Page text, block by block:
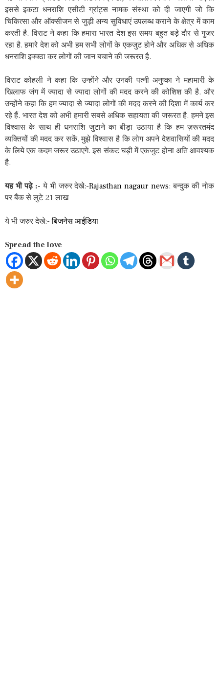
इससे इकटा धनराशि एसीटी ग्रांट्स नामक संस्था को दी जाएगी जो कि
चिकित्सा और ऑक्सीजन से जुड़ी अन्य सुविधाएं उपलब्ध कराने के क्षेत्र में काम
करती है. विराट ने कहा कि हमारा भारत देश इस समय बहुत बड़े दौर से गुजर
रहा है. हमारे देश को अभी हम सभी लोगों के एकजुट होने और अधिक से अधिक
धनराशि इक्क्ठा कर लोगों की जान बचाने की जरूरत है.
विराट कोहली ने कहा कि उन्होंने और उनकी पत्नी अनुष्का ने महामारी के
खिलाफ जंग में ज्यादा से ज्यादा लोगों की मदद करने की कोशिश की है. और
उन्होंने कहा कि हम ज्यादा से ज्यादा लोगों की मदद करने की दिशा में कार्य कर
रहे हैं. भारत देश को अभी हमारी सबसे अधिक सहायता की जरूरत है. हमने इस
विश्वास के साथ ही धनराशि जुटाने का बीड़ा उठाया है कि हम ज़रूरतमंद
व्यक्तियों की मदद कर सकें. मुझे विश्वास है कि लोग अपने देशवासियों की मदद
के लिये एक कदम जरूर उठाएगे. इस संकट घड़ी में एकजुट होना अति आवश्यक
है.
यह भी पढ़े :- ये भी जरुर देखे:-Rajasthan nagaur news: बन्दुक की नोक
पर बैंक से लुटे 21 लाख
ये भी जरुर देखे:-बिजनेस आईडिया
Spread the love